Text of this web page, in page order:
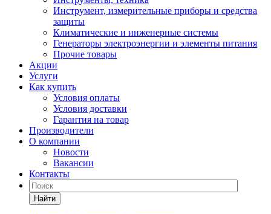
Инструмент, измерительные приборы и средства
защиты
Климатические и инженерные системы
Генераторы электроэнергии и элементы питания
Прочие товары
Акции
Услуги
Как купить
Условия оплаты
Условия доставки
Гарантия на товар
Производители
О компании
Новости
Вакансии
Контакты
Найти